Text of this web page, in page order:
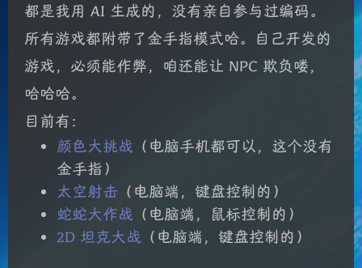
都是我用 AI 生成的，没有亲自参与过编码。
所有游戏都附带了金手指模式哈。自己开发的
游戏，必须能作弊，咱还能让 NPC 欺负喽，
哈哈哈。
目前有：
颜色大挑战 （电脑手机都可以，这个没有
金手指）
太空射击 （电脑端，键盘控制的）
蛇蛇大作战 （电脑端，鼠标控制的）
2D 坦克大战 （电脑端，键盘控制的）